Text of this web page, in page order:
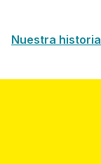
Nuestra historia